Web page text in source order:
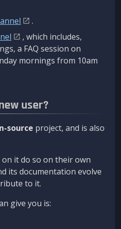
.
, which includes,
a FAQ session on
mornings from 10am
user?
source project, and is also
it do so on their own
its documentation evolve
to it.
give you is: